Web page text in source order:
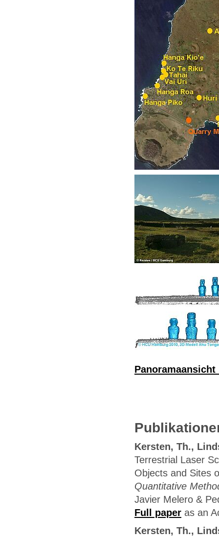
Panoramaansicht
Kersten, Th.,
Terrestrial Laser
Objects and Sites
Quantitative
Javier Melero &
Full paper as an
Kersten, Th.,